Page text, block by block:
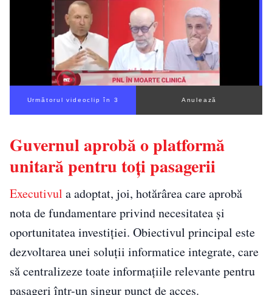
Următorul videoclip în 2 Anulează
Guvernul aprobă o platformă
unitară pentru toți pasagerii
Executivul a adoptat, joi, hotărârea care aprobă
nota de fundamentare privind necesitatea și
oportunitatea investiției. Obiectivul principal este
dezvoltarea unei soluții informatice integrate, care
să centralizeze toate informațiile relevante pentru
pasageri într-un singur punct de acces.